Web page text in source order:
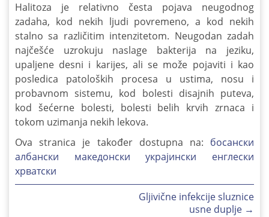
Halitoza je relativno česta pojava neugodnog
zadaha, kod nekih ljudi povremeno, a kod nekih
stalno sa različitim intenzitetom. Neugodan zadah
najčešće uzrokuju naslage bakterija na jeziku,
upaljene desni i karijes, ali se može pojaviti i kao
posledica patoloških procesa u ustima, nosu i
probavnom sistemu, kod bolesti disajnih puteva,
kod šećerne bolesti, bolesti belih krvih zrnaca i
tokom uzimanja nekih lekova.
Ova stranica je također dostupna na: босански
албански
македонски украјински
енглески
хрватски
Gljivične infekcije sluznice
usne duplje →